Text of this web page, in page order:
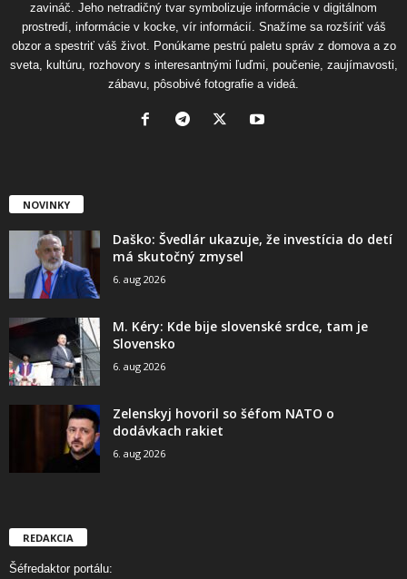
zavináč. Jeho netradičný tvar symbolizuje informácie v digitálnom
prostredí, informácie v kocke, vír informácií. Snažíme sa rozšíriť váš
obzor a spestriť váš život. Ponúkame pestrú paletu správ z domova a zo
sveta, kultúru, rozhovory s interesantnými ľuďmi, poučenie, zaujímavosti,
zábavu, pôsobivé fotografie a videá.
NOVINKY
Daško: Švedlár ukazuje, že investícia do detí
má skutočný zmysel
6. aug 2026
M. Kéry: Kde bije slovenské srdce, tam je
Slovensko
6. aug 2026
Zelenskyj hovoril so šéfom NATO o
dodávkach rakiet
6. aug 2026
REDAKCIA
Šéfredaktor portálu: